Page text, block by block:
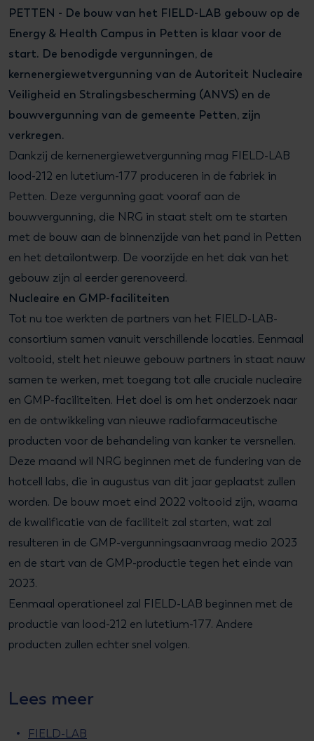
PETTEN - De bouw van het FIELD-LAB gebouw op de
Energy & Health Campus in Petten is klaar voor de
start. De benodigde vergunningen, de
kernenergiewetvergunning van de Autoriteit Nucleaire
Veiligheid en Stralingsbescherming (ANVS) en de
bouwvergunning van de gemeente Petten, zijn
verkregen.
Dankzij de kernenergiewetvergunning mag FIELD-LAB
lood-212 en lutetium-177 produceren in de fabriek in
Petten. Deze vergunning gaat vooraf aan de
bouwvergunning, die NRG in staat stelt om te starten
met de bouw aan de binnenzijde van het pand in Petten
en het detailontwerp. De voorzijde en het dak van het
gebouw zijn al eerder gerenoveerd.
Nucleaire en GMP-faciliteiten
Tot nu toe werkten de partners van het FIELD-LAB-
consortium samen vanuit verschillende locaties. Eenmaal
voltooid, stelt het nieuwe gebouw partners in staat nauw
samen te werken, met toegang tot alle cruciale nucleaire
en GMP-faciliteiten. Het doel is om het onderzoek naar
en de ontwikkeling van nieuwe radiofarmaceutische
producten voor de behandeling van kanker te versnellen.
Deze maand wil NRG beginnen met de fundering van de
hotcell labs, die in augustus van dit jaar geplaatst zullen
worden. De bouw moet eind 2022 voltooid zijn, waarna
de kwalificatie van de faciliteit zal starten, wat zal
resulteren in de GMP-vergunningsaanvraag medio 2023
en de start van de GMP-productie tegen het einde van
2023.
Eenmaal operationeel zal FIELD-LAB beginnen met de
productie van lood-212 en lutetium-177. Andere
producten zullen echter snel volgen.
Lees meer
FIELD-LAB